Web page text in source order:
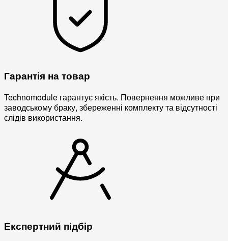
Гарантія на товар
Technomodule гарантує якість. Повернення можливе при
заводському браку, збереженні комплекту та відсутності
слідів використання.
Експертний підбір